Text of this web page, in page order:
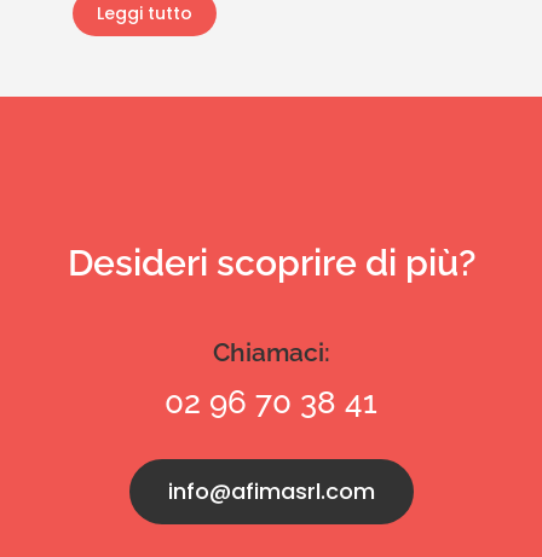
Leggi tutto
Desideri scoprire di più?
Chiamaci:
02 96 70 38 41
info@afimasrl.com